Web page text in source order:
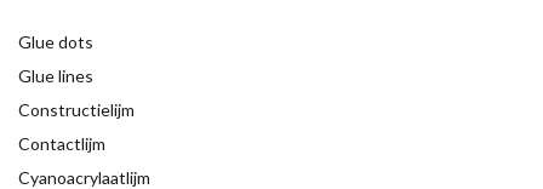
Glue dots
Glue lines
Constructielijm
Contactlijm
Cyanoacrylaatlijm